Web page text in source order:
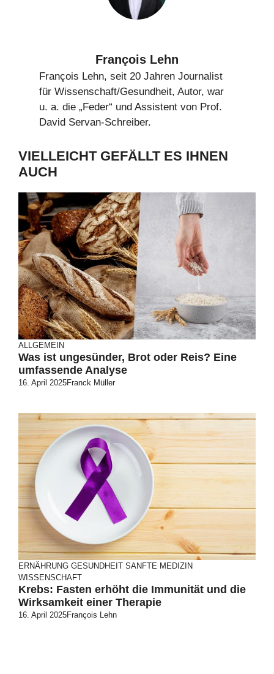
François Lehn
François Lehn, seit 20 Jahren Journalist
für Wissenschaft/Gesundheit, Autor, war
u. a. die „Feder“ und Assistent von Prof.
David Servan-Schreiber.
VIELLEICHT GEFÄLLT ES IHNEN
AUCH
ALLGEMEIN
Was ist ungesünder, Brot oder Reis? Eine
umfassende Analyse
16. April 2025Franck Müller
ERNÄHRUNG GESUNDHEIT SANFTE MEDIZIN
WISSENSCHAFT
Krebs: Fasten erhöht die Immunität und die
Wirksamkeit einer Therapie
16. April 2025François Lehn